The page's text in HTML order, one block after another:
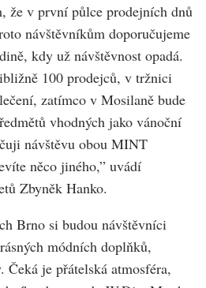
že v první půlce prodejních dnů
návštěvníkům doporučujeme
kdy už návštěvnost opadá.
100 prodejců, v tržnici
zatímco v Mosilaně bude
vhodných jako vánoční
návštěvu obou MINT
něco jiného,” uvádí
Zbyněk Hanko.
Brno si budou návštěvníci
módních doplňků,
je přátelská atmosféra,